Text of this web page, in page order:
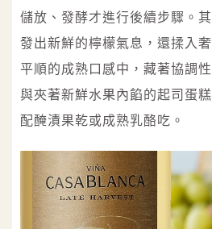
儲放、發酵才進行後續步驟。
發出新鮮的檸檬氣息，還揉入
平順的成熟口感中，藏著協調
與夾著新鮮水果內餡的起司蛋
配醃漬果乾或成熟乳酪吃。